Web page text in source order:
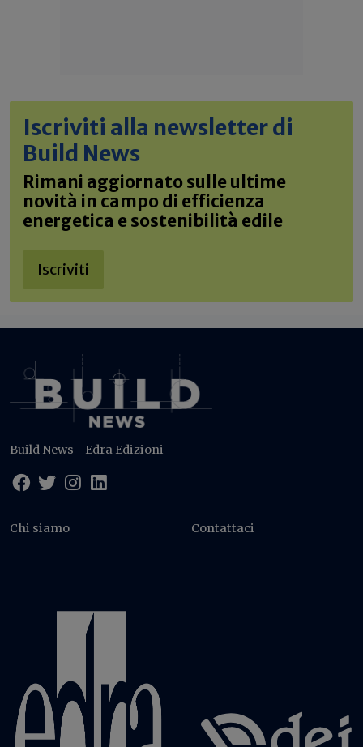
Iscriviti alla newsletter di
Build News
Rimani aggiornato sulle ultime
novità in campo di efficienza
energetica e sostenibilità edile
Iscriviti
Build News - Edra Edizioni
Chi siamo Contattaci